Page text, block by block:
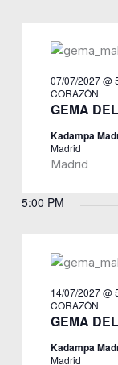
GEMA
07/07/2027 @
CORAZÓN
Kadampa
Madrid
Madrid
5:00 PM
GEMA
14/07/2027 @
CORAZÓN
Kadampa
Madrid